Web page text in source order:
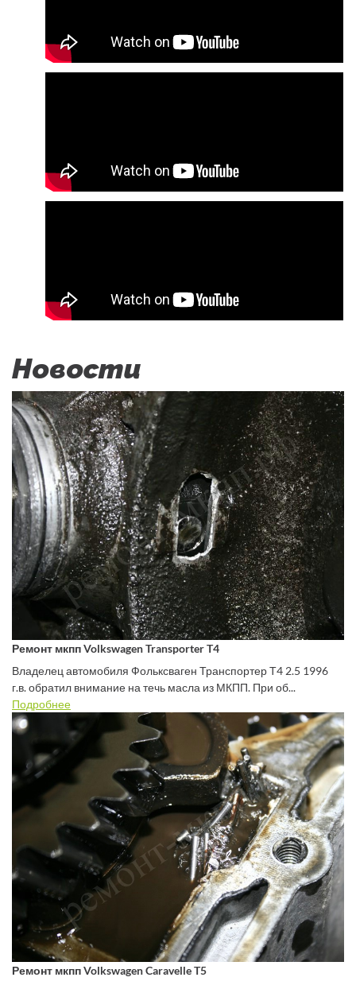
Новости
Ремонт мкпп Volkswagen Transporter T4
Владелец автомобиля Фольксваген Транспортер Т4 2.5 1996
г.в. обратил внимание на течь масла из МКПП. При об...
Подробнее
Ремонт мкпп Volkswagen Caravelle T5